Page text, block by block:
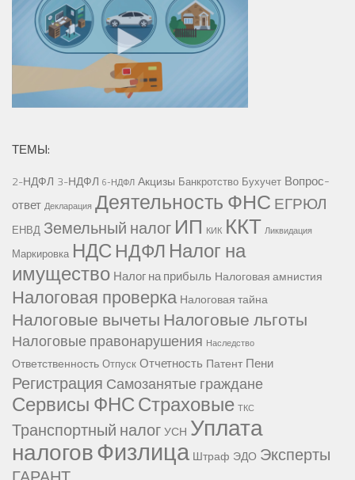
ТЕМЫ:
2-НДФЛ 3-НДФЛ 6-НДФЛ Акцизы Банкротство Бухучет Вопрос-
ответ Декларация Деятельность ФНС ЕГРЮЛ
ЕНВД Земельный налог ИП КИК ККТ Ликвидация
Маркировка НДС НДФЛ Налог на
имущество Налог на прибыль Налоговая амнистия
Налоговая проверка Налоговая тайна
Налоговые вычетыНалоговые льготы
Налоговые правонарушения Наследство
Ответственность Отпуск Отчетность Патент Пени
Регистрация Самозанятые граждане
Сервисы ФНССтраховые ТКС
Транспортный налогУСН Уплата
налоговФизлица Штраф ЭДО Эксперты